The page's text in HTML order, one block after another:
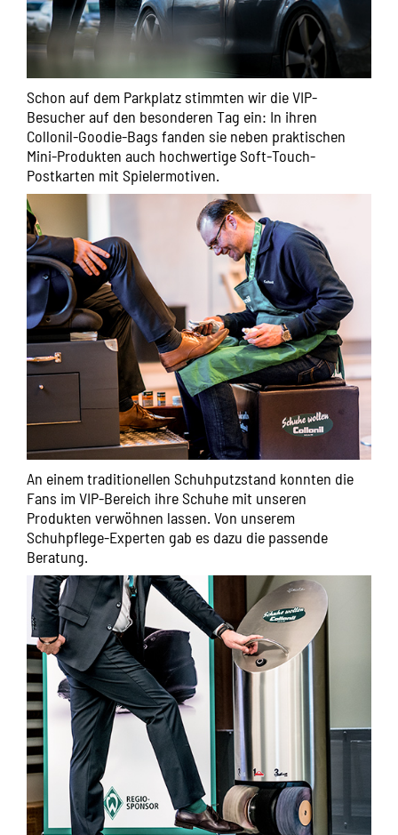
Schon auf dem Parkplatz stimmten wir die VIP-
Besucher auf den besonderen Tag ein: In ihren
Collonil-Goodie-Bags fanden sie neben praktischen
Mini-Produkten auch hochwertige Soft-Touch-
Postkarten mit Spielermotiven.
An einem traditionellen Schuhputzstand konnten die
Fans im VIP-Bereich ihre Schuhe mit unseren
Produkten verwöhnen lassen. Von unserem
Schuhpflege-Experten gab es dazu die passende
Beratung.